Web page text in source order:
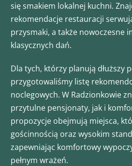
się smakiem lokalnej kuchni.
rekomendacje restauracji
przysmaki, a także nowoczesne
klasycznych dań.
Dla tych, którzy planują dłuższy
przygotowaliśmy listę
noclegowych. W Radzionkowie
przytulne pensjonaty, jak i
propozycje obejmują miejsca,
gościnnością oraz wysokim
zapewniając komfortowy
pełnym wrażeń.